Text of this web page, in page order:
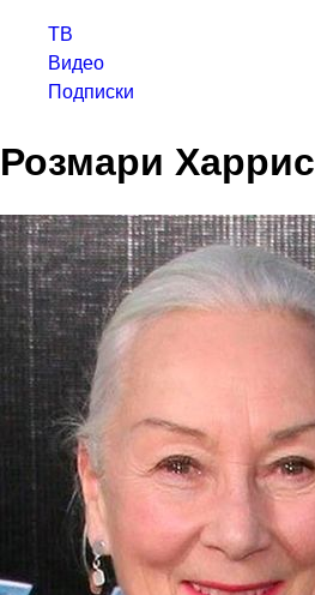
ТВ
Видео
Подписки
Розмари Харрис